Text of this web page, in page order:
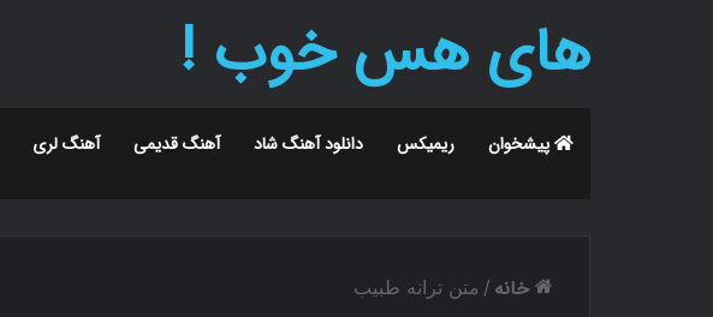
های هس خوب !
پیشخوان ریمیکس دانلود آهنگ شاد آهنگ قدیمی آهنگ لری
خانه / متن ترانه طبیب